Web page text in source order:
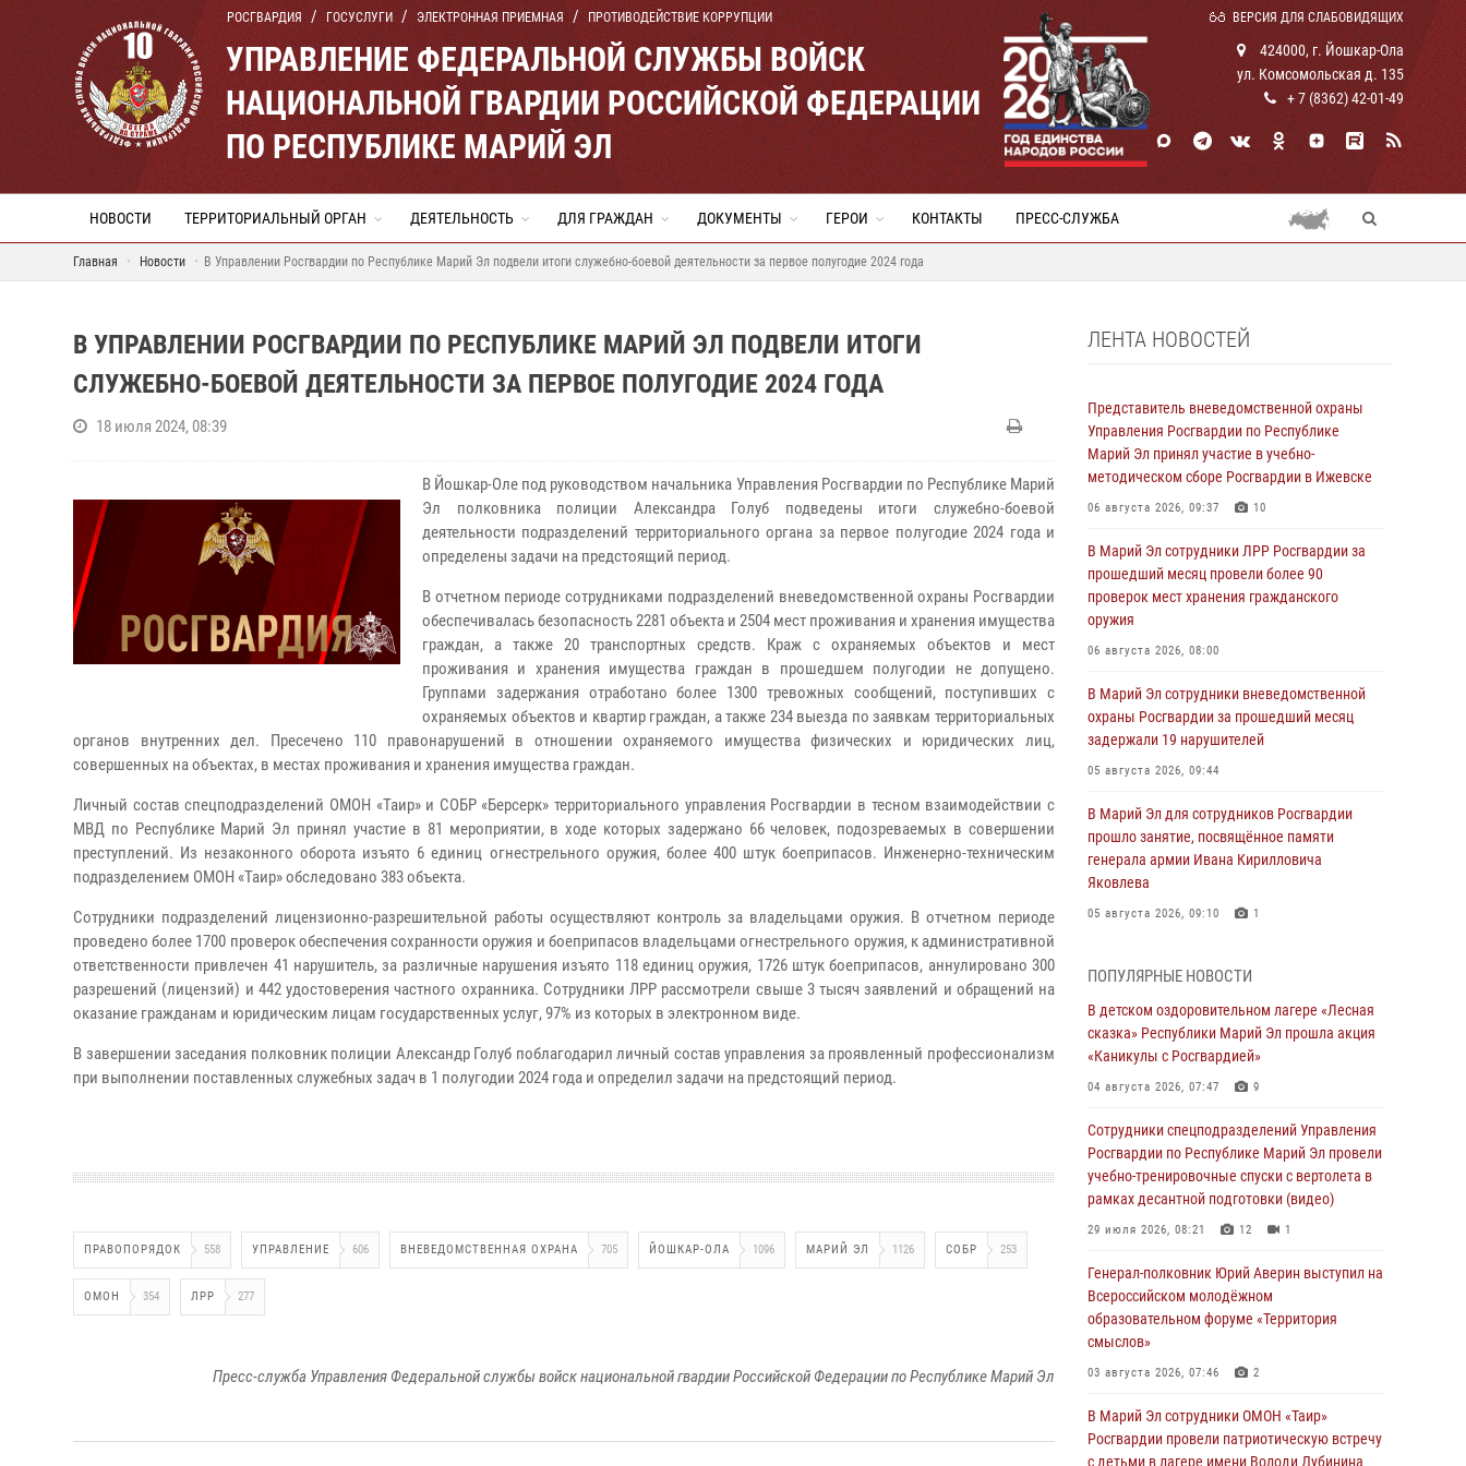
РОСГВАРДИЯ ГОСУСЛУГИ ЭЛЕКТРОННАЯ ПРИЕМНАЯ ПРОТИВОДЕЙСТВИЕ КОРРУПЦИИ ВЕРСИЯ ДЛЯ СЛАБОВИДЯЩИХ
УПРАВЛЕНИЕ ФЕДЕРАЛЬНОЙ СЛУЖБЫ ВОЙСК
НАЦИОНАЛЬНОЙ ГВАРДИИ РОССИЙСКОЙ ФЕДЕРАЦИИ
ПО РЕСПУБЛИКЕ МАРИЙ ЭЛ
424000, г. Йошкар-Ола
ул. Комсомольская д. 135
+ 7 (8362) 42-01-49
НОВОСТИ ТЕРРИТОРИАЛЬНЫЙ ОРГАН ДЕЯТЕЛЬНОСТЬ ДЛЯ ГРАЖДАН ДОКУМЕНТЫ ГЕРОИ КОНТАКТЫ ПРЕСС-СЛУЖБА
Главная Новости В Управлении Росгвардии по Республике Марий Эл подвели итоги служебно-боевой деятельности за первое полугодие 2024 года
В УПРАВЛЕНИИ РОСГВАРДИИ ПО РЕСПУБЛИКЕ МАРИЙ ЭЛ ПОДВЕЛИ ИТОГИ
СЛУЖЕБНО-БОЕВОЙ ДЕЯТЕЛЬНОСТИ ЗА ПЕРВОЕ ПОЛУГОДИЕ 2024 ГОДА
18 июля 2024, 08:39
В Йошкар-Оле под руководством начальника Управления Росгвардии по Республике Марий
Эл полковника полиции Александра Голуб подведены итоги служебно-боевой
деятельности подразделений территориального органа за первое полугодие 2024 года и
определены задачи на предстоящий период.
В отчетном периоде сотрудниками подразделений вневедомственной охраны Росгвардии
обеспечивалась безопасность 2281 объекта и 2504 мест проживания и хранения имущества
граждан, а также 20 транспортных средств. Краж с охраняемых объектов и мест
проживания и хранения имущества граждан в прошедшем полугодии не допущено.
Группами задержания отработано более 1300 тревожных сообщений, поступивших с
охраняемых объектов и квартир граждан, а также 234 выезда по заявкам территориальных
органов внутренних дел. Пресечено 110 правонарушений в отношении охраняемого имущества физических и юридических лиц,
совершенных на объектах, в местах проживания и хранения имущества граждан.
Личный состав спецподразделений ОМОН «Таир» и СОБР «Берсерк» территориального управления Росгвардии в тесном взаимодействии с
МВД по Республике Марий Эл принял участие в 81 мероприятии, в ходе которых задержано 66 человек, подозреваемых в совершении
преступлений. Из незаконного оборота изъято 6 единиц огнестрельного оружия, более 400 штук боеприпасов. Инженерно-техническим
подразделением ОМОН «Таир» обследовано 383 объекта.
Сотрудники подразделений лицензионно-разрешительной работы осуществляют контроль за владельцами оружия. В отчетном периоде
проведено более 1700 проверок обеспечения сохранности оружия и боеприпасов владельцами огнестрельного оружия, к административной
ответственности привлечен 41 нарушитель, за различные нарушения изъято 118 единиц оружия, 1726 штук боеприпасов, аннулировано 300
разрешений (лицензий) и 442 удостоверения частного охранника. Сотрудники ЛРР рассмотрели свыше 3 тысяч заявлений и обращений на
оказание гражданам и юридическим лицам государственных услуг, 97% из которых в электронном виде.
В завершении заседания полковник полиции Александр Голуб поблагодарил личный состав управления за проявленный профессионализм
при выполнении поставленных служебных задач в 1 полугодии 2024 года и определил задачи на предстоящий период.
ПРАВОПОРЯДОК 558 УПРАВЛЕНИЕ 606 ВНЕВЕДОМСТВЕННАЯ ОХРАНА 705 ЙОШКАР-ОЛА 1096 МАРИЙ ЭЛ 1126 СОБР 253
ОМОН 354 ЛРР 277
Пресс-служба Управления Федеральной службы войск национальной гвардии Российской Федерации по Республике Марий Эл
ЛЕНТА НОВОСТЕЙ
Представитель вневедомственной охраны
Управления Росгвардии по Республике
Марий Эл принял участие в учебно-
методическом сборе Росгвардии в Ижевске
06 августа 2026, 09:37 10
В Марий Эл сотрудники ЛРР Росгвардии за
прошедший месяц провели более 90
проверок мест хранения гражданского
оружия
06 августа 2026, 08:00
В Марий Эл сотрудники вневедомственной
охраны Росгвардии за прошедший месяц
задержали 19 нарушителей
05 августа 2026, 09:44
В Марий Эл для сотрудников Росгвардии
прошло занятие, посвящённое памяти
генерала армии Ивана Кирилловича
Яковлева
05 августа 2026, 09:10 1
сказка» Республики Марий Эл прошла акция
«Каникулы с Росгвардией»
04 августа 2026, 07:47 9
Сотрудники Центра лицензионно-
Росгвардии по Республике Марий Эл приняли
участие в совещании по вопросам
организации летне-осеннего сезона охоты
04 августа 2026, 06:46
провели занятие по антикоррупционной
тематике
04 августа 2026, 06:06 2
Генерал-полковник Юрий Аверин выступил на
образовательном форуме «Территория
смыслов»
03 августа 2026, 07:46 2
ПОПУЛЯРНЫЕ НОВОСТИ
В детском оздоровительном лагере «Лесная
сказка» Республики Марий Эл прошла акция
«Каникулы с Росгвардией»
04 августа 2026, 07:47 9
Сотрудники спецподразделений Управления
Росгвардии по Республике Марий Эл провели
учебно-тренировочные спуски с вертолета в
рамках десантной подготовки (видео)
29 июля 2026, 08:21 12 1
Генерал-полковник Юрий Аверин выступил на
Всероссийском молодёжном
образовательном форуме «Территория
смыслов»
03 августа 2026, 07:46 2
В Марий Эл сотрудники ОМОН «Таир»
Росгвардии провели патриотическую встречу
с детьми в лагере имени Володи Дубинина